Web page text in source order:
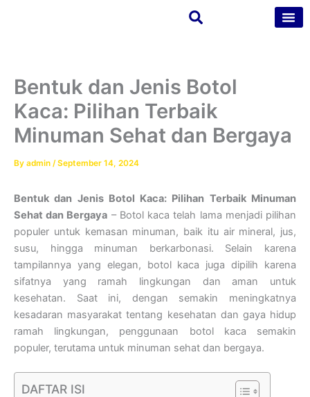
Bentuk dan Jenis Botol
Kaca: Pilihan Terbaik
Minuman Sehat dan Bergaya
By admin /September 14, 2024
Bentuk dan Jenis Botol Kaca: Pilihan Terbaik Minuman
Sehat dan Bergaya – Botol kaca telah lama menjadi pilihan
populer untuk kemasan minuman, baik itu air mineral, jus,
susu, hingga minuman berkarbonasi. Selain karena
tampilannya yang elegan, botol kaca juga dipilih karena
sifatnya yang ramah lingkungan dan aman untuk
kesehatan. Saat ini, dengan semakin meningkatnya
kesadaran masyarakat tentang kesehatan dan gaya hidup
ramah lingkungan, penggunaan botol kaca semakin
populer, terutama untuk minuman sehat dan bergaya.
DAFTAR ISI